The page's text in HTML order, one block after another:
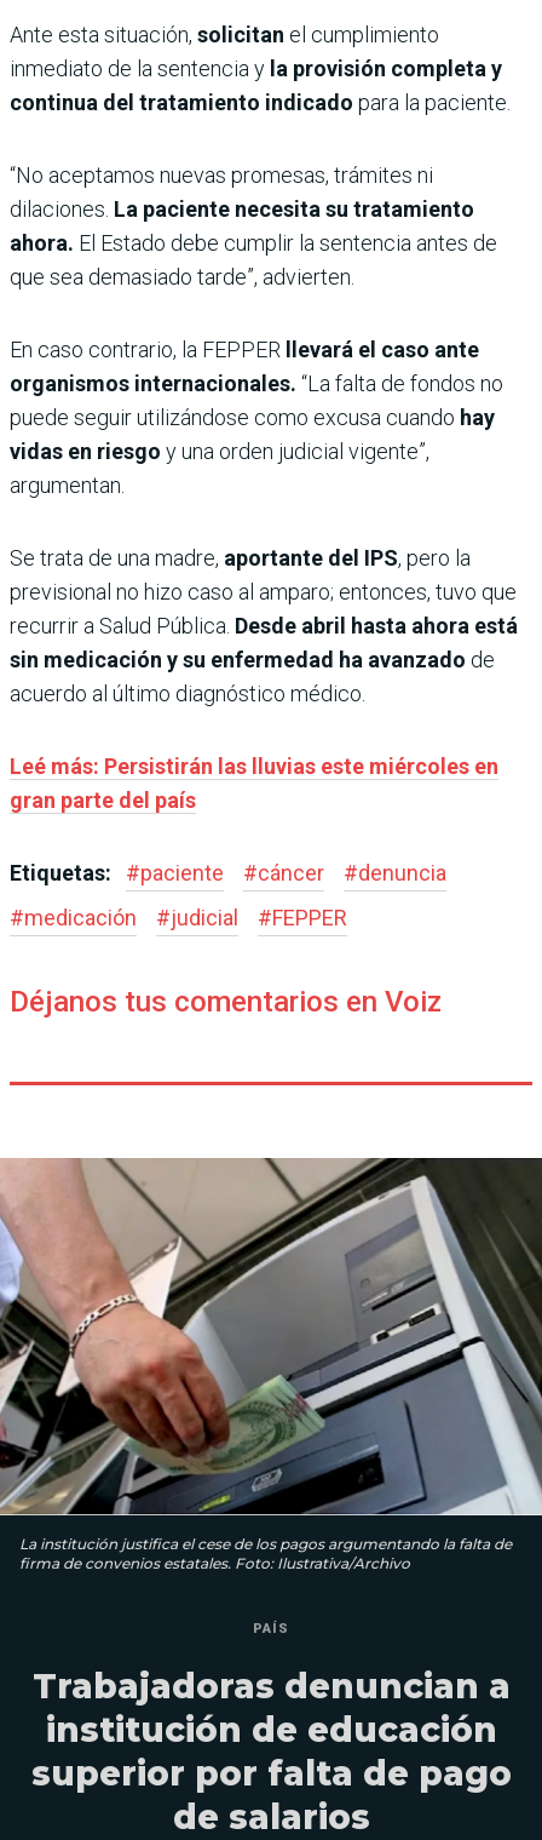
Ante esta situación, solicitan el cumplimiento
inmediato de la sentencia y la provisión completa y
continua del tratamiento indicado para la paciente.
“No aceptamos nuevas promesas, trámites ni
dilaciones. La paciente necesita su tratamiento
ahora. El Estado debe cumplir la sentencia antes de
que sea demasiado tarde”, advierten.
En caso contrario, la FEPPER
llevará el caso ante
organismos internacionales. “La falta de fondos no
puede seguir utilizándose como excusa cuando hay
vidas en riesgo y una orden judicial vigente”,
argumentan.
Se trata de una madre, aportante del IPS, pero la
previsional no hizo caso al amparo; entonces, tuvo que
recurrir a Salud Pública. Desde abril hasta ahora está
sin medicación y su enfermedad ha avanzado de
acuerdo al último diagnóstico médico.
Leé más: Persistirán las lluvias este miércoles en
gran parte del país
Etiquetas: #paciente #cáncer #denuncia
#medicación #judicial #FEPPER
Déjanos tus comentarios en Voiz
La institución justifica el cese de los pagos argumentando la falta de
firma de convenios estatales. Foto: Ilustrativa/Archivo
PAÍS
Trabajadoras denuncian a
institución de educación
superior por falta de pago
de salarios